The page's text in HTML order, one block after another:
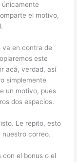
el motivo,
va en contra de
este
acá, verdad, así
simplemente
un motivo, pues
dos espacios.
Le repito, esto
nuestro correo.
con el bonus o el